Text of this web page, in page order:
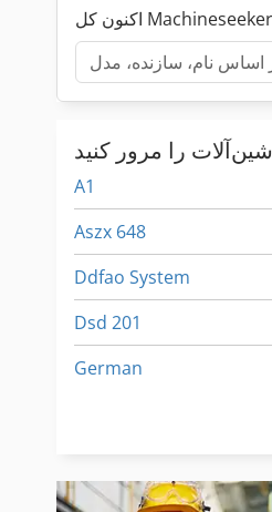
A1
Aszx 648
Ddfao System
Dsd 201
German
International 1480